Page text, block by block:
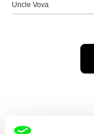
Uncle Vova